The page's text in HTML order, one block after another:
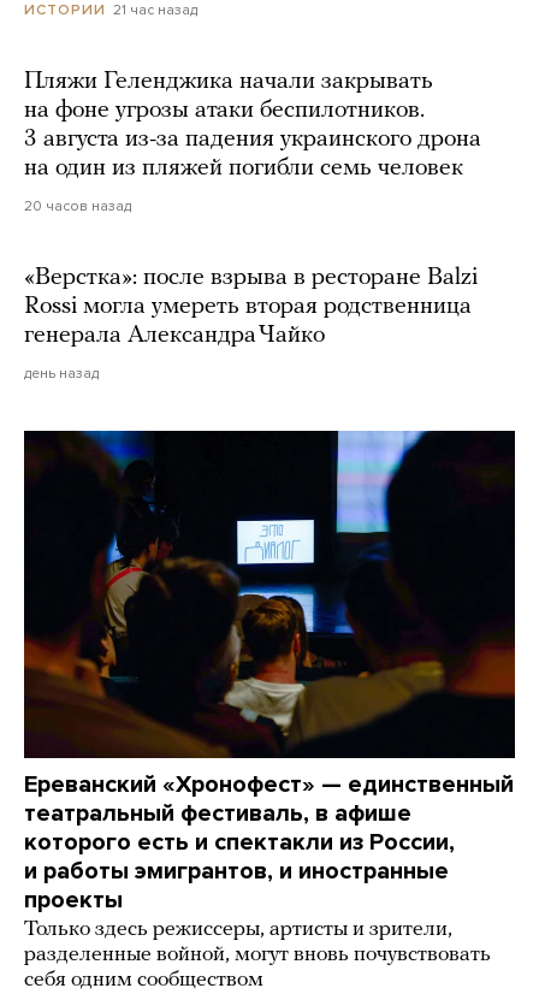
ИСТОРИИ 21 час назад
Пляжи Геленджика начали закрывать
на фоне угрозы атаки беспилотников.
3 августа из-за падения украинского дрона
на один из пляжей погибли семь человек
20 часов назад
«Верстка»: после взрыва в ресторане Balzi
Rossi могла умереть вторая родственница
генерала Александра Чайко
день назад
Ереванский «Хронофест» — единственный
театральный фестиваль, в афише
которого есть и спектакли из России,
и работы эмигрантов, и иностранные
проекты
Только здесь режиссеры, артисты и зрители,
разделенные войной, могут вновь почувствовать
себя одним сообществом